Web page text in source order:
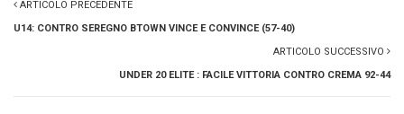
ARTICOLO PRECEDENTE
U14: CONTRO SEREGNO BTOWN VINCE E CONVINCE (57-40)
ARTICOLO SUCCESSIVO
UNDER 20 ELITE : FACILE VITTORIA CONTRO CREMA 92-44